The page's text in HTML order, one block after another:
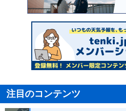
注目のコンテンツ